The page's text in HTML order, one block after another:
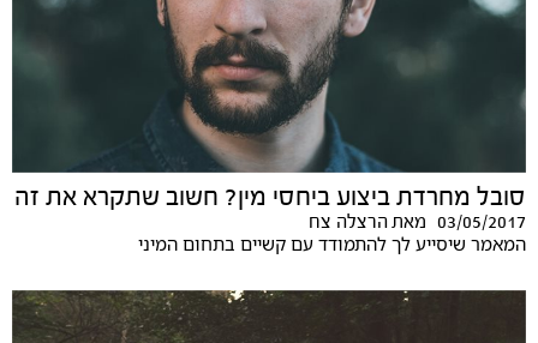
סובל מחרדת ביצוע ביחסי מין? חשוב שתקרא את זה
03/05/2017 מאת הרצלה צח
המאמר שיסייע לך להתמודד עם קשיים בתחום המיני